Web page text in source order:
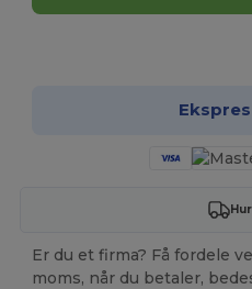
Er du et firma? Få fordele
moms, når du betaler,